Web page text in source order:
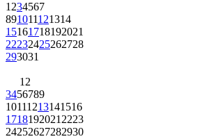
1 234567
891011121314
15161718192021
22232425262728
293031
1 2
3456789
10111213141516
1718192021 2223
24252627282930